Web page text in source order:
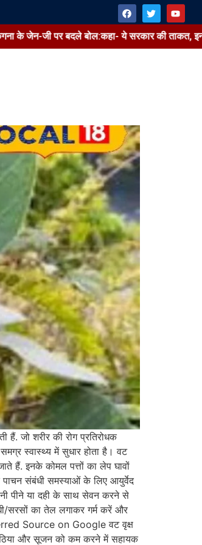
के जेन-जी पर बदले बोल:कहा- ये सरकार की ताकत, इन
जो शरीर की रोग प्रतिरोधक
स्वास्थ्य में सुधार होता है। वट
हैं. इनके कोमल पत्तों का लेप घावों
संबंधी समस्याओं के लिए आयुर्वेद
पीने या दही के साथ सेवन करने से
सरसों का तेल लगाकर गर्म करें और
Source on Google वट वृक्ष
और सूजन को कम करने में सहायक